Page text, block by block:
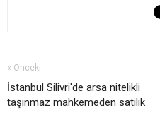
« Önceki
İstanbul Silivri'de arsa nitelikli
taşınmaz mahkemeden satılık